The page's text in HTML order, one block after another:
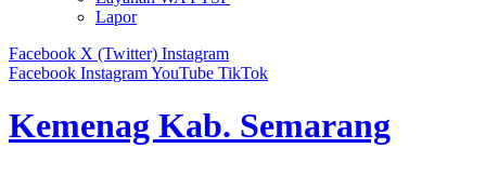
Lapor
Facebook X (Twitter) Instagram
Facebook InstagramYouTube TikTok
Kemenag Kab. Semarang